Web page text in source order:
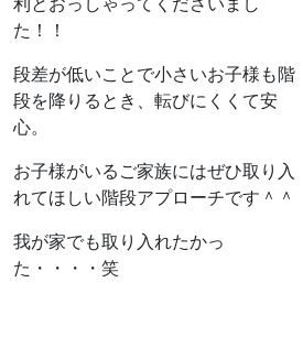
た！！
段差が低いことで小さいお子様も階
段を降りるとき、転びにくくて安
心。
お子様がいるご家族にはぜひ取り入
れてほしい階段アプローチです＾＾
我が家でも取り入れたかっ
た・・・・笑